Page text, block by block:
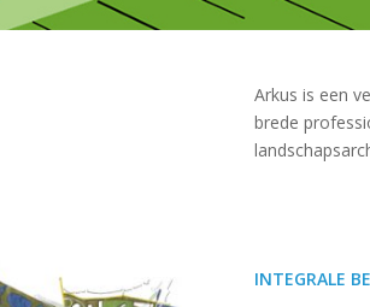
Arkus is een
brede
INTEGRALE